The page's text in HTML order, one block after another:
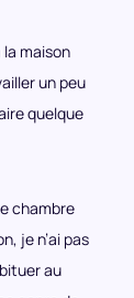
la maison
un peu
quelque
chambre
je n’ai pas
au